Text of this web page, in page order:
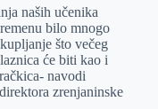
naših učenika
bilo mnogo
što večeg
će biti kao i
navodi
zrenjaninske